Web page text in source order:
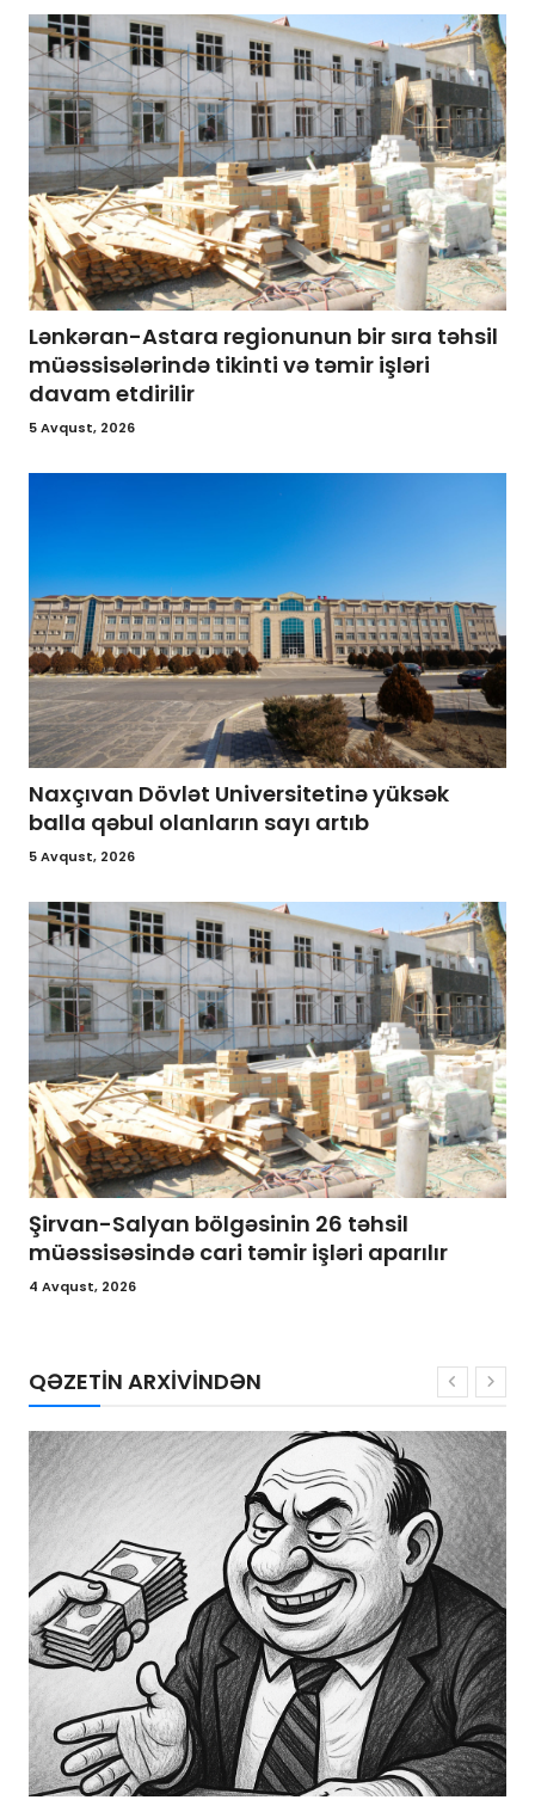
Lənkəran-Astara regionunun bir sıra təhsil
müəssisələrində tikinti və təmir işləri
davam etdirilir
5 Avqust, 2026
Naxçıvan Dövlət Universitetinə yüksək
balla qəbul olanların sayı artıb
5 Avqust, 2026
Şirvan-Salyan bölgəsinin 26 təhsil
müəssisəsində cari təmir işləri aparılır
4 Avqust, 2026
QƏZETİN ARXİVİNDƏN